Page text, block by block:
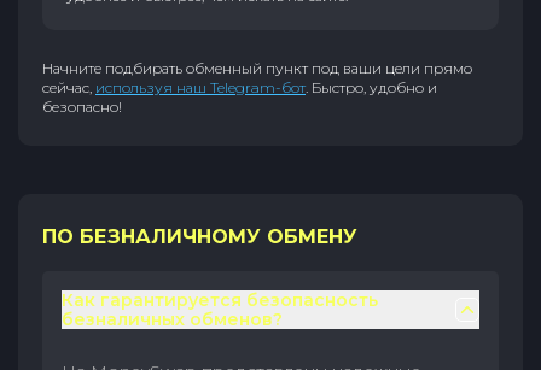
Начните подбирать обменный пункт под ваши цели прямо
сейчас, используя наш Telegram-бот. Быстро, удобно и
безопасно!
ПО БЕЗНАЛИЧНОМУ ОБМЕНУ
Как гарантируется безопасность
безналичных обменов?